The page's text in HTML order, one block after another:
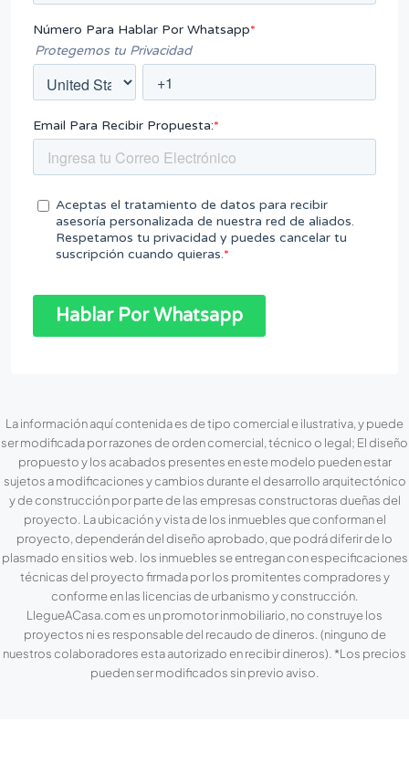
La información aquí contenida es de tipo comercial e ilustrativa, y puede
ser modificada por razones de orden comercial, técnico o legal; El diseño
propuesto y los acabados presentes en este modelo pueden estar
sujetos a modificaciones y cambios durante el desarrollo arquitectónico
y de construcción por parte de las empresas constructoras dueñas del
proyecto. La ubicación y vista de los inmuebles que conforman el
proyecto, dependerán del diseño aprobado, que podrá diferir de lo
plasmado en sitios web. los inmuebles se entregan con especificaciones
técnicas del proyecto firmada por los promitentes compradores y
conforme en las licencias de urbanismo y construcción.
LlegueACasa.com es un promotor inmobiliario, no construye los
proyectos ni es responsable del recaudo de dineros. (ninguno de
nuestros colaboradores esta autorizado en recibir dineros). *Los precios
pueden ser modificados sin previo aviso.